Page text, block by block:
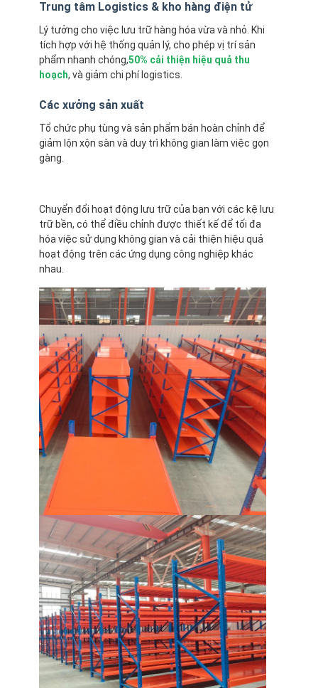
Về chúng tôi
Tham quan nhà máy
Kiểm soát chất lượng
Liên hệ
Tin tức
Yêu cầu báo giá
Cầm kệ pallet kho
Giá lưu trữ kho
kệ trưng bày siêu thị
Giá đỡ công xôn
Giá đỡ đẩy lùi
Lái xe trong kệ
Cửa sổ xe không gian
Giá đỡ lối đi rất hẹp
Giá đỡ lửng
nền tảng kết cấu thép
Hdpe nhựa pallet
Pallet thép
Pallet nhôm
hộp pallet kim loại
Trung tâm Logistics & kho hàng điện tử
Lý tưởng cho việc lưu trữ hàng hóa vừa và nhỏ. Khi
tích hợp với hệ thống quản lý, cho phép vị trí sản
phẩm nhanh chóng,50% cải thiện hiệu quả thu
hoạch, và giảm chi phí logistics.
Các xưởng sản xuất
Tổ chức phụ tùng và sản phẩm bán hoàn chỉnh để
giảm lộn xộn sàn và duy trì không gian làm việc gọn
gàng.
Chuyển đổi hoạt động lưu trữ của bạn với các kệ lưu
trữ bền, có thể điều chỉnh được thiết kế để tối đa
hóa việc sử dụng không gian và cải thiện hiệu quả
hoạt động trên các ứng dụng công nghiệp khác
nhau.